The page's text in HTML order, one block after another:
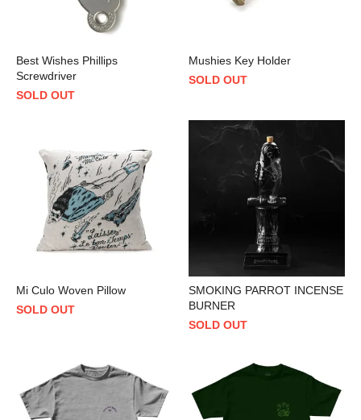
Best Wishes Phillips
Screwdriver
SOLD OUT
Mushies Key Holder
SOLD OUT
Mi Culo Woven Pillow
SOLD OUT
SMOKING PARROT INCENSE
BURNER
SOLD OUT